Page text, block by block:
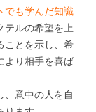
でも学んだ知識
テルの希望を上
ことを示し、希
より相手を喜ば
、意中の人を自